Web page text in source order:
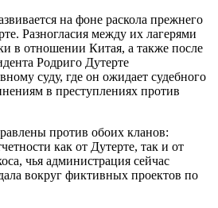
на фоне раскола прежнего
Разногласия между их лагерями
в отношении Китая, а также после
Родриго Дутерте
суду, где он ожидает судебного
в преступлениях против
против обоих кланов:
как от Дутерте, так и от
чья администрация сейчас
вокруг фиктивных проектов по